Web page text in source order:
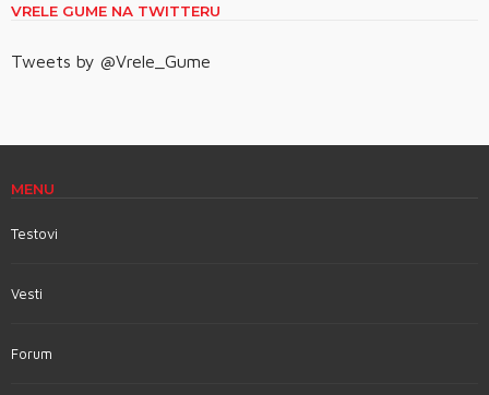
VRELE GUME NA TWITTERU
Tweets by @Vrele_Gume
MENU
Testovi
Vesti
Forum